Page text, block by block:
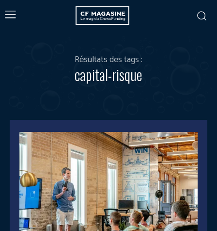
Résultats des tags :
capital-risque